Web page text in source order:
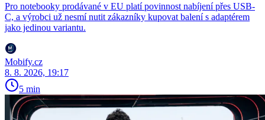
Pro notebooky prodávané v EU platí povinnost nabíjení přes USB-
C, a výrobci už nesmí nutit zákazníky kupovat balení s adaptérem
jako jedinou variantu.
Mobify.cz
8. 8. 2026, 19:17
5 min